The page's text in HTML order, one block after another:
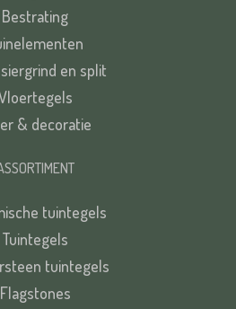
Bestrating
en split
& decoratie
tuintegels
Tuintegels
tuintegels
Flagstones